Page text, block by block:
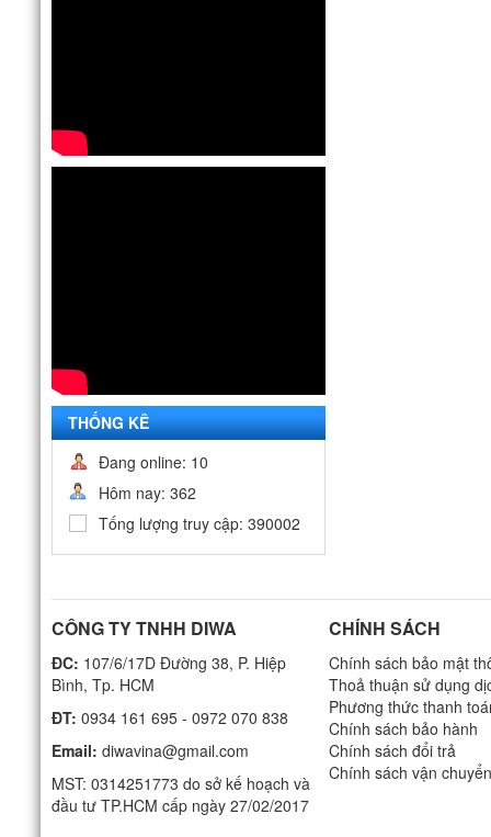
THỐNG KÊ
Đang online: 10
Hôm nay: 362
Tống lượng truy cập: 390002
CÔNG TY TNHH DIWA
ĐC: 107/6/17D Đường 38, P. Hiệp
Bình, Tp. HCM
ĐT: 0934 161 695 - 0972 070 838
Email: diwavina@gmail.com
MST: 0314251773 do sở kế hoạch và
đầu tư TP.HCM cấp ngày 27/02/2017
CHÍNH SÁCH
Chính sách bảo mật
Thoả thuận sử dụng
Phương thức thanh
Chính sách bảo hành
Chính sách đổi trả
Chính sách vận chuyển